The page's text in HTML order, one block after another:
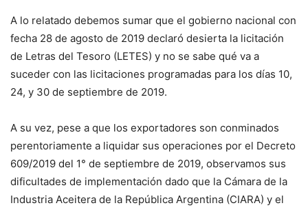
A lo relatado debemos sumar que el gobierno nacional con
fecha 28 de agosto de 2019 declaró desierta la licitación
de Letras del Tesoro (LETES) y no se sabe qué va a
suceder con las licitaciones programadas para los días 10,
24, y 30 de septiembre de 2019.
A su vez, pese a que los exportadores son conminados
perentoriamente a liquidar sus operaciones por el Decreto
609/2019 del 1° de septiembre de 2019, observamos sus
dificultades de implementación dado que la Cámara de la
Industria Aceitera de la República Argentina (CIARA) y el